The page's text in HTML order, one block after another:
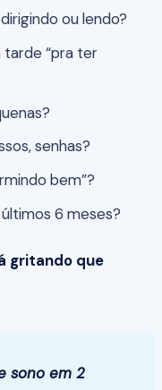
ou lendo?
“pra ter
senhas?
bem”?
6 meses?
gritando que
sono em 2